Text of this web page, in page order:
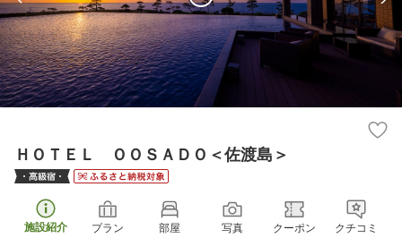
ＨＯＴＥＬ ＯＯＳＡＤＯ＜佐渡島＞
施設紹介 プラン 部屋 写真 クーポン クチコミ